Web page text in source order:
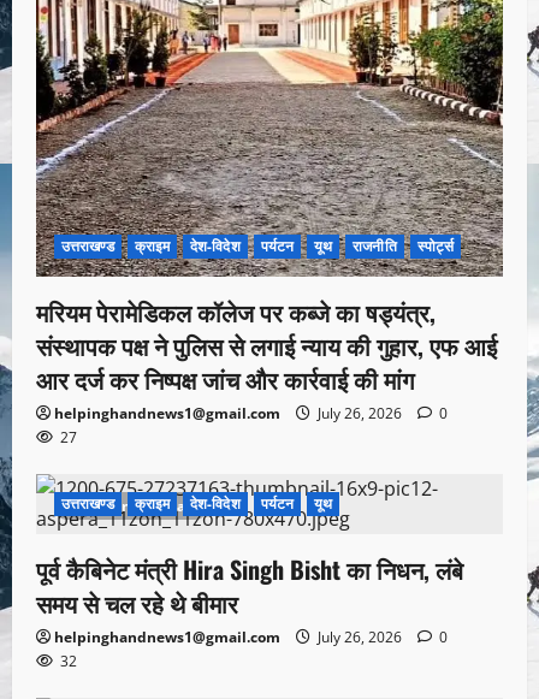
उत्तराखण्ड क्राइम देश-विदेश पर्यटन यूथ राजनीति स्पोर्ट्स
मरियम पेरामेडिकल कॉलेज पर कब्जे का षड्यंत्र,
संस्थापक पक्ष ने पुलिस से लगाई न्याय की गुहार, एफ आई
आर दर्ज कर निष्पक्ष जांच और कार्रवाई की मांग
helpinghandnews1@gmail.com July 26, 2026
0
27
1 minute read
उत्तराखण्ड क्राइम देश-विदेश पर्यटन यूथ
पूर्व कैबिनेट मंत्री Hira Singh Bisht का निधन, लंबे
समय से चल रहे थे बीमार
helpinghandnews1@gmail.com July 26, 2026
0
32